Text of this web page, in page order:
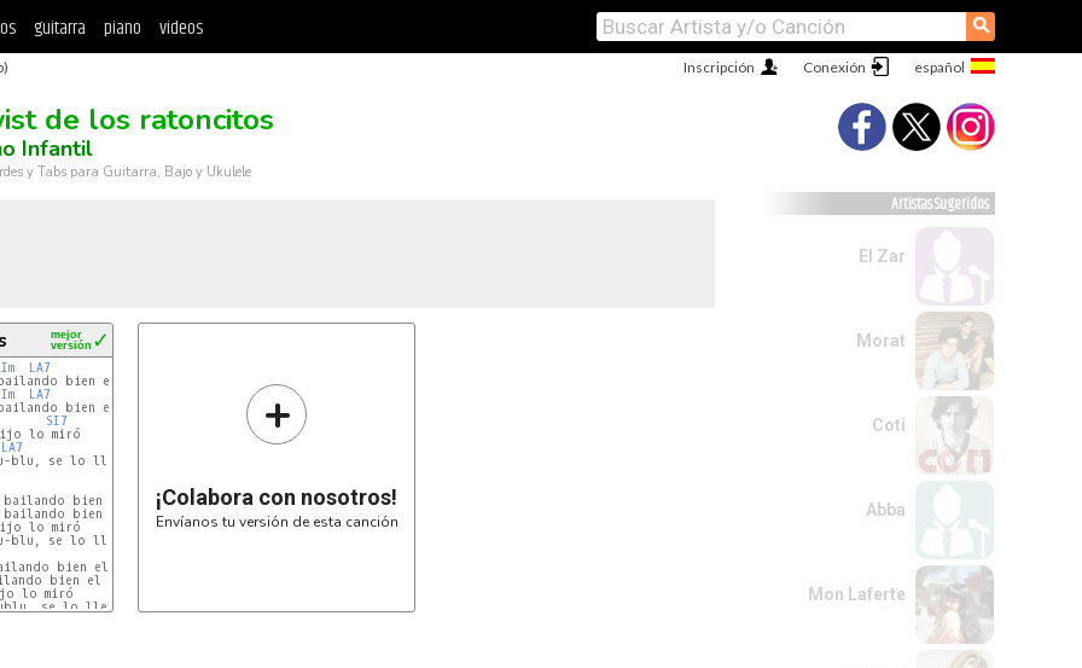
guitarra piano videos ⚲
Conexión
Inscripción
de los ratoncitos
Infantil
y Tabs para Guitarra, Bajo y Ukulele
✓
mejor
versión
LA7
LA7
SI7
LA7
blu, se lo llevó
bien el twist
bien el twist
lo miró
blu, se lo llevó
bien el twist
bien el twist
lo miró
se lo llevó
+
¡Colabora con nosotros!
Envíanos tu versión de esta canción
Artistas Sugeridos
El Zar
Morat
Coti
Abba
Mon Laferte